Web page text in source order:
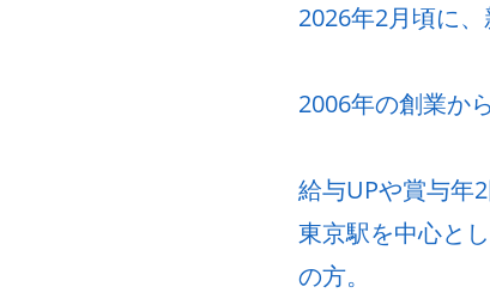
2026年2月頃に
2006年の創業か
給与UPや賞与年
東京駅を中心と
の方。